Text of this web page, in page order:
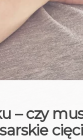
– czy